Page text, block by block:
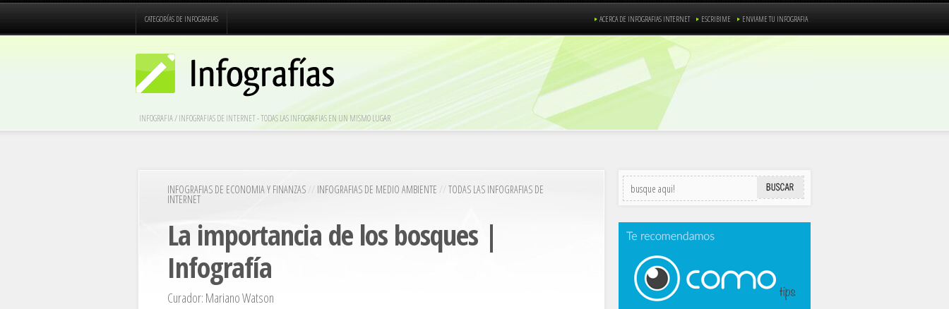
INFOGRAFIA / INFOGRAFIAS DE INTERNET - TODAS LAS INFOGRAFIAS EN UN MISMO LUGAR
CATEGORÍAS DE INFOGRAFIAS ACERCA DE INFOGRAFIAS INTERNET ESCRIBIME ENVIAME TU INFOGRAFIA
INFOGRAFIAS DE ECONOMIA Y FINANZAS // INFOGRAFIAS DE MEDIO AMBIENTE // TODAS LAS INFOGRAFIAS DE
INTERNET
La importancia de los bosques |
Infografía
Curador: Mariano Watson